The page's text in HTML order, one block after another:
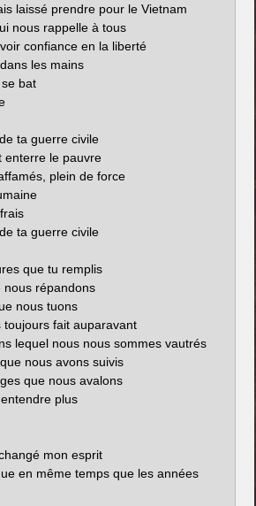
laissé prendre pour le Vietnam
nous rappelle à tous
confiance en la liberté
les mains
bat
ta guerre civile
enterre le pauvre
plein de force
ta guerre civile
que tu remplis
nous répandons
nous tuons
fait auparavant
lequel nous nous sommes vautrés
nous avons suivis
que nous avalons
plus
mon esprit
en même temps que les années